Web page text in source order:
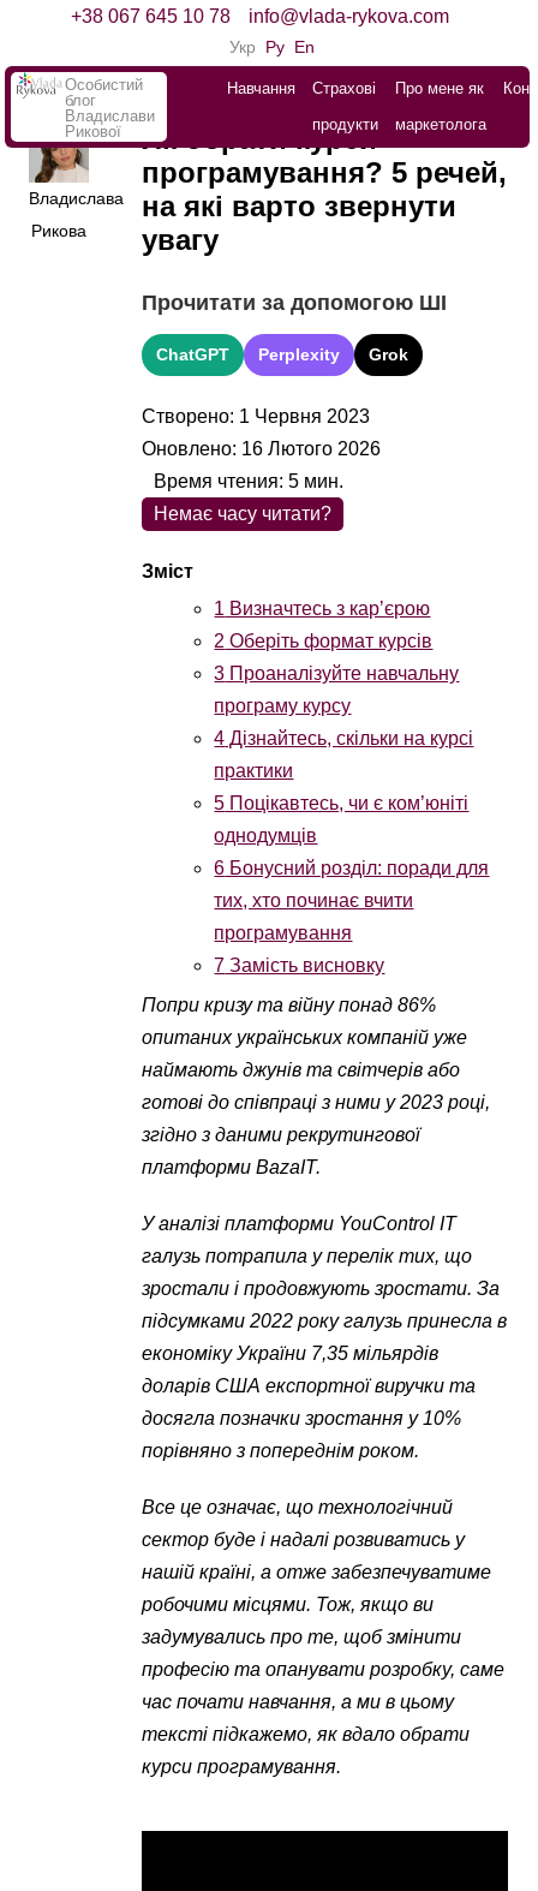
+38 067 645 10 78 info@vlada-rykova.com
Укр Ру En
Особистий
блог
Владислави
Рикової
Навчання
Страхові
продукти
Про мене як
маркетолога
Владислава
Рикова
Як обрати курси
програмування? 5 речей,
на які варто звернути
увагу
Прочитати за допомогою ШІ
ChatGPT Perplexity Grok
Створено: 1 Червня 2023
Оновлено: 16 Лютого 2026
Немає часу читати?
1 Визначтесь з кар’єрою
2 Оберіть формат курсів
3 Проаналізуйте навчальну
програму курсу
4 Дізнайтесь, скільки на курсі
практики
5 Поцікавтесь, чи є ком’юніті
однодумців
6 Бонусний розділ: поради для
тих, хто починає вчити
програмування
7 Замість висновку
Время чтения:5 мин.
Попри кризу та війну понад 86%
опитаних українських компаній уже
наймають джунів та світчерів або
готові до співпраці з ними у 2023 році,
згідно з даними рекрутингової
платформи BazaIT.
У аналізі платформи YouControl IT
галузь потрапила у перелік тих, що
зростали і продовжують зростати. За
підсумками 2022 року галузь принесла в
економіку України 7,35 мільярдів
доларів США експортної виручки та
досягла позначки зростання у 10%
порівняно з попереднім роком.
Все це означає, що технологічний
сектор буде і надалі розвиватись у
нашій країні, а отже забезпечуватиме
робочими місцями. Тож, якщо ви
задумувались про те, щоб змінити
професію та опанувати розробку, саме
час почати навчання, а ми в цьому
тексті підкажемо, як вдало обрати
курси програмування.